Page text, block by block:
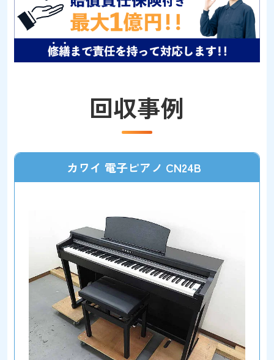
回収事例
カワイ 電子ピアノ CN24B